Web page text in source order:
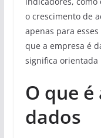
o crescimento de
apenas para
que a empresa é
significa orientada
O que
dados